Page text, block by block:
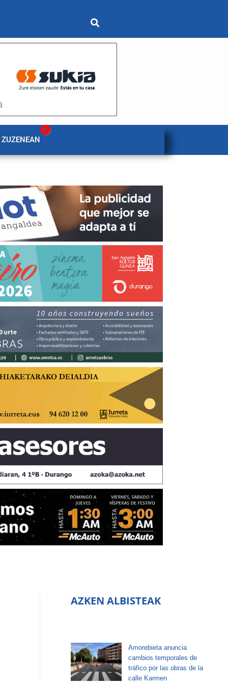
AZKEN ALBISTEAK
Amorebieta anuncia
cambios temporales de
tráfico por las obras de la
calle Karmen